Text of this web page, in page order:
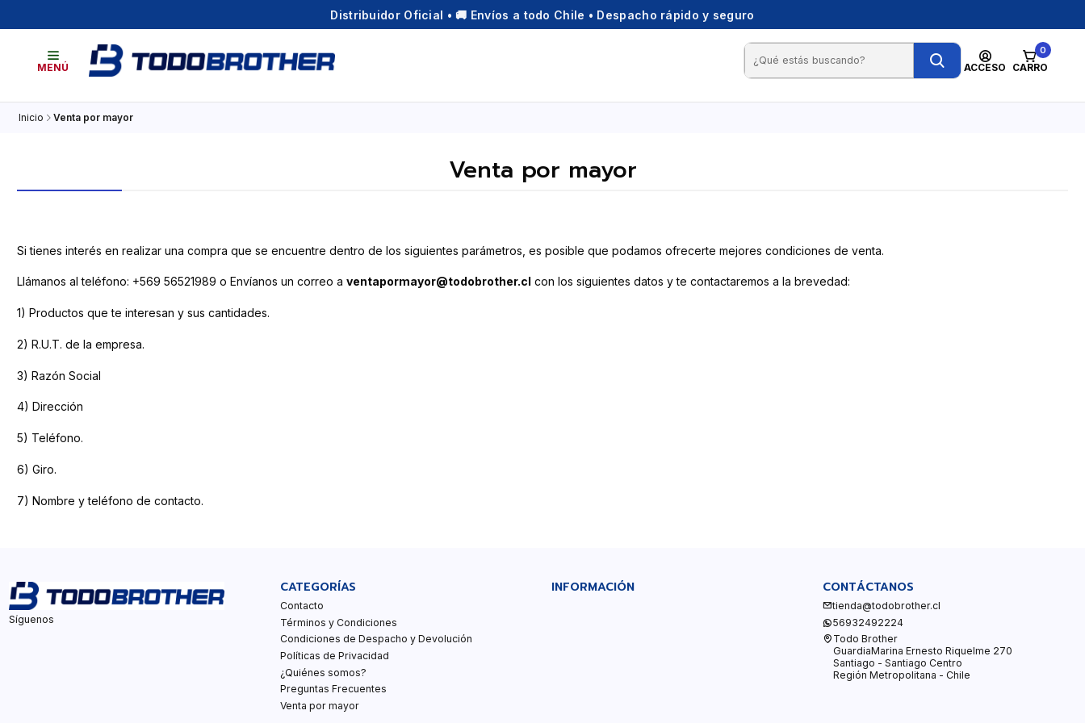
Distribuidor Oficial • 🚚 Envíos a todo Chile • Despacho rápido y seguro
MENÚ ACCESO
0
CARRO
Inicio Venta por mayor
Venta por mayor
Si tienes interés en realizar una compra que se encuentre dentro de los siguientes parámetros, es posible que podamos ofrecerte mejores condiciones de venta.
Llámanos al teléfono: +569 56521989 o Envíanos un correo a ventapormayor@todobrother.cl con los siguientes datos y te contactaremos a la brevedad:
1) Productos que te interesan y sus cantidades.
2) R.U.T. de la empresa.
3) Razón Social
4) Dirección
5) Teléfono.
6) Giro.
7) Nombre y teléfono de contacto.
Síguenos
CATEGORÍAS
Contacto
Términos y Condiciones
Condiciones de Despacho y Devolución
Políticas de Privacidad
¿Quiénes somos?
Preguntas Frecuentes
Venta por mayor
INFORMACIÓN CONTÁCTANOS
tienda@todobrother.cl
56932492224
Todo Brother
GuardiaMarina Ernesto Riquelme 270
Santiago - Santiago Centro
Región Metropolitana - Chile